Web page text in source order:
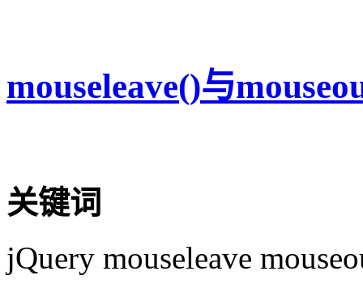
mouseleave()与
关键词
jQuery mouseleave